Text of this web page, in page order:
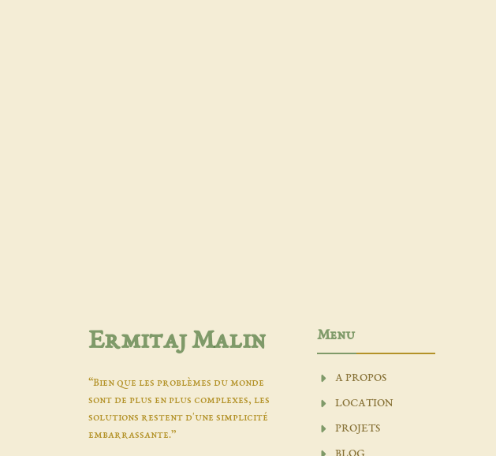
Ermitaj Malin
“Bien que les problèmes du monde
sont de plus en plus complexes, les
solutions restent d'une simplicité
embarrassante.”
Menu
A PROPOS
LOCATION
PROJETS
BLOG